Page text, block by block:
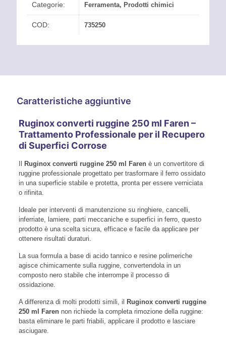
Categorie: Ferramenta, Prodotti chimici
COD: 735250
Caratteristiche aggiuntive
Ruginox converti ruggine 250 ml Faren –
Trattamento Professionale per il Recupero
di Superfici Corrose
Ruginox converti ruggine 250 ml Farenè un convertitore di
ruggine professionale progettato per trasformare il ferro ossidato
in una superficie stabile e protetta, pronta per essere verniciata
o rifinita.
Ideale per interventi di manutenzione su ringhiere, cancelli,
inferriate, lamiere, parti meccaniche e superfici in ferro, questo
prodotto è una scelta sicura, efficace e facile da applicare per
ottenere risultati duraturi.
La sua formula a base di acido tannico e resine polimeriche
agisce chimicamente sulla ruggine, convertendola in un
composto nero stabile che interrompe il processo di
ossidazione.
A differenza di molti prodotti simili, il
Ruginox converti ruggine
250 ml Farennon richiede la completa rimozione della ruggine:
basta eliminare le parti friabili, applicare il prodotto e lasciare
asciugare.